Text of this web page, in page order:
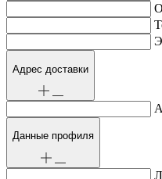
Адрес доставки
Данные профиля